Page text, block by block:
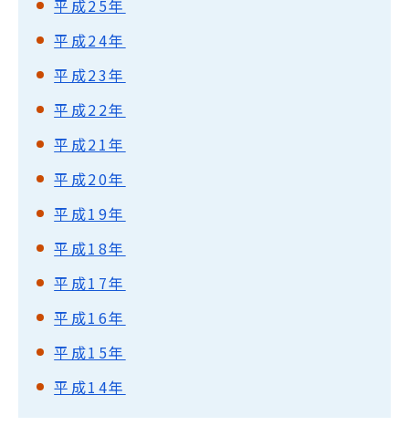
平成25年
平成24年
平成23年
平成22年
平成21年
平成20年
平成19年
平成18年
平成17年
平成16年
平成15年
平成14年